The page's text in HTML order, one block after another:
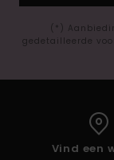
(*)
gedetailleerde
Vind een